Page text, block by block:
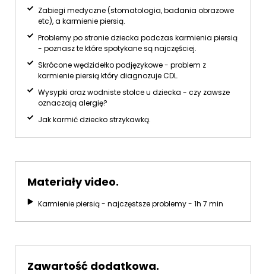
Zabiegi medyczne (stomatologia, badania obrazowe
etc), a karmienie piersią.
Problemy po stronie dziecka podczas karmienia piersią
- poznasz te które spotykane są najczęściej.
Skrócone wędzidełko podjęzykowe - problem z
karmienie piersią który diagnozuje CDL.
Wysypki oraz wodniste stolce u dziecka - czy zawsze
oznaczają alergię?
Jak karmić dziecko strzykawką.
Materiały video.
Karmienie piersią - najczęstsze problemy - 1h 7 min
Zawartość dodatkowa.